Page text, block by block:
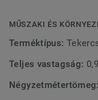
MŰSZAKI ÉS
Terméktípus:
Teljes vastagság:
Négyzetmétertömeg: